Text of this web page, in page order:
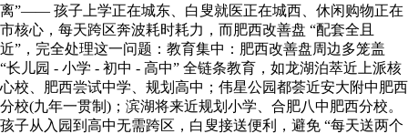
离”—— 孩子上学正在城东、白叟就医正在城西、休闲购物正在
市核心，每天跨区奔波耗时耗力，而肥西改善盘 “配套全且
近”，完全处理这一问题：教育集中：肥西改善盘周边多笼盖
“长儿园 - 小学 - 初中 - 高中” 全链条教育，如龙湖泊萃近上派核
心校、肥西尝试中学、规划高中；伟星公园都荟近安大附中肥西
分校(九年一贯制)；滨湖将来近规划小学、合肥八中肥西分校。
孩子从入园到高中无需跨区，白叟接送便利，避免 “每天送两个